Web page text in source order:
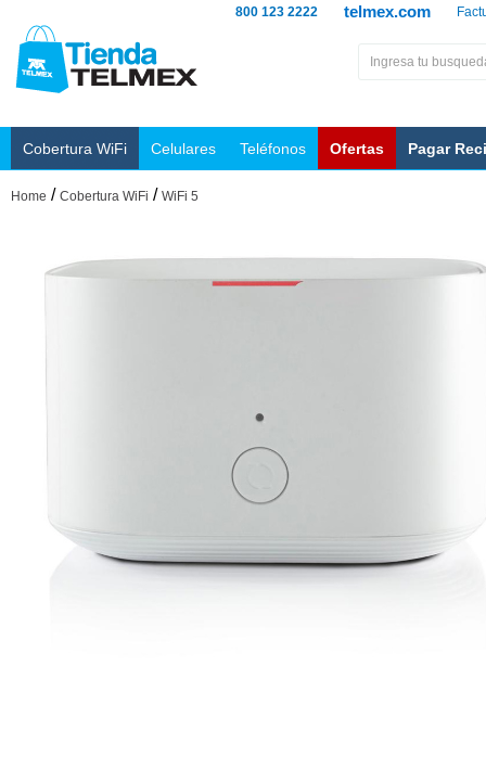
telmex.com
800 123 2222
Cobertura WiFi Celulares Teléfonos Ofertas Pagar
Home / Cobertura WiFi / WiFi 5